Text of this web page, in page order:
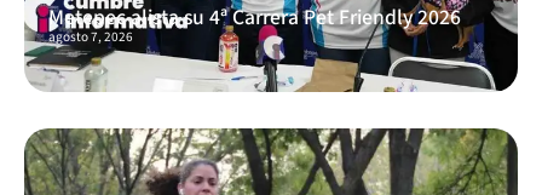
Metepec alista su 4ª Carrera Pet Friendly 2026
agosto 7, 2026